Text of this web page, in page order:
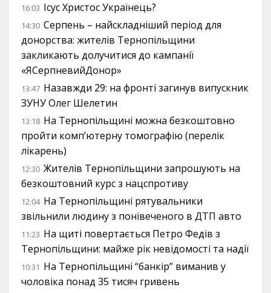
16:03 Ісус Христос Українець?
14:30 Серпень – найскладніший період для
донорства: жителів Тернопільщини
закликають долучитися до кампанії
«ЯСерпневийДонор»
13:47 Назавжди 29: на фронті загинув випускник
ЗУНУ Олег Шелетин
13:18 На Тернопільщині можна безкоштовно
пройти комп’ютерну томографію (перелік
лікарень)
12:30 Жителів Тернопільщини запрошують на
безкоштовний курс з нацспротиву
12:04 На Тернопільщині рятувальники
звільнили людину з понівеченого в ДТП авто
11:23 На щиті повертається Петро Федів з
Тернопільщини: майже рік невідомості та надії
10:31 На Тернопільщині “банкір” виманив у
чоловіка понад 35 тисяч гривень